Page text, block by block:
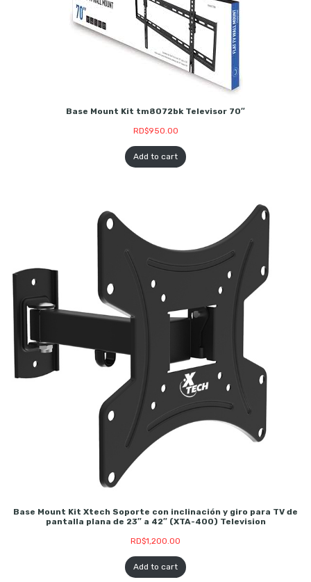
Base Mount Kit tm8072bk Televisor 70″
RD$950.00
Add to cart
Base Mount Kit Xtech Soporte con inclinación y giro para TV de
pantalla plana de 23″ a 42″ (XTA-400) Television
RD$1,200.00
Add to cart